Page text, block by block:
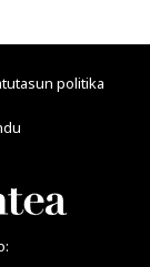
politika